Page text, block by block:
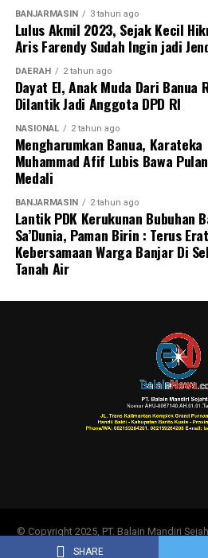
SHARE
BANJARMASIN 3 tahun ago
Lulus Akmil 2023, Sejak Kecil
Aris Farendy Sudah Ingin jadi
DAERAH 2 tahun ago
Dayat El, Anak Muda Dari Banua
Dilantik Jadi Anggota DPD RI
NASIONAL 2 tahun ago
Mengharumkan Banua, Karateka
Muhammad Afif Lubis Bawa
Medali
BANJARMASIN 2 tahun ago
Lantik PDK Kerukunan Bubuhan
Sa’Dunia, Paman Birin : Terus
Kebersamaan Warga Banjar Di
Tanah Air
© Copyright 2025, PT. Balain Mandiri
Tentang Kami|SOP Wartawan